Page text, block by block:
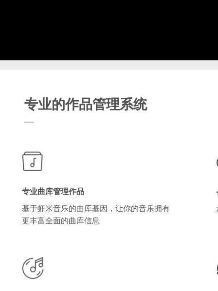
专业的作品管理系统
专业曲库管理作品
基于虾米音乐的曲库基因，让你的音乐拥有
更丰富全面的曲库信息